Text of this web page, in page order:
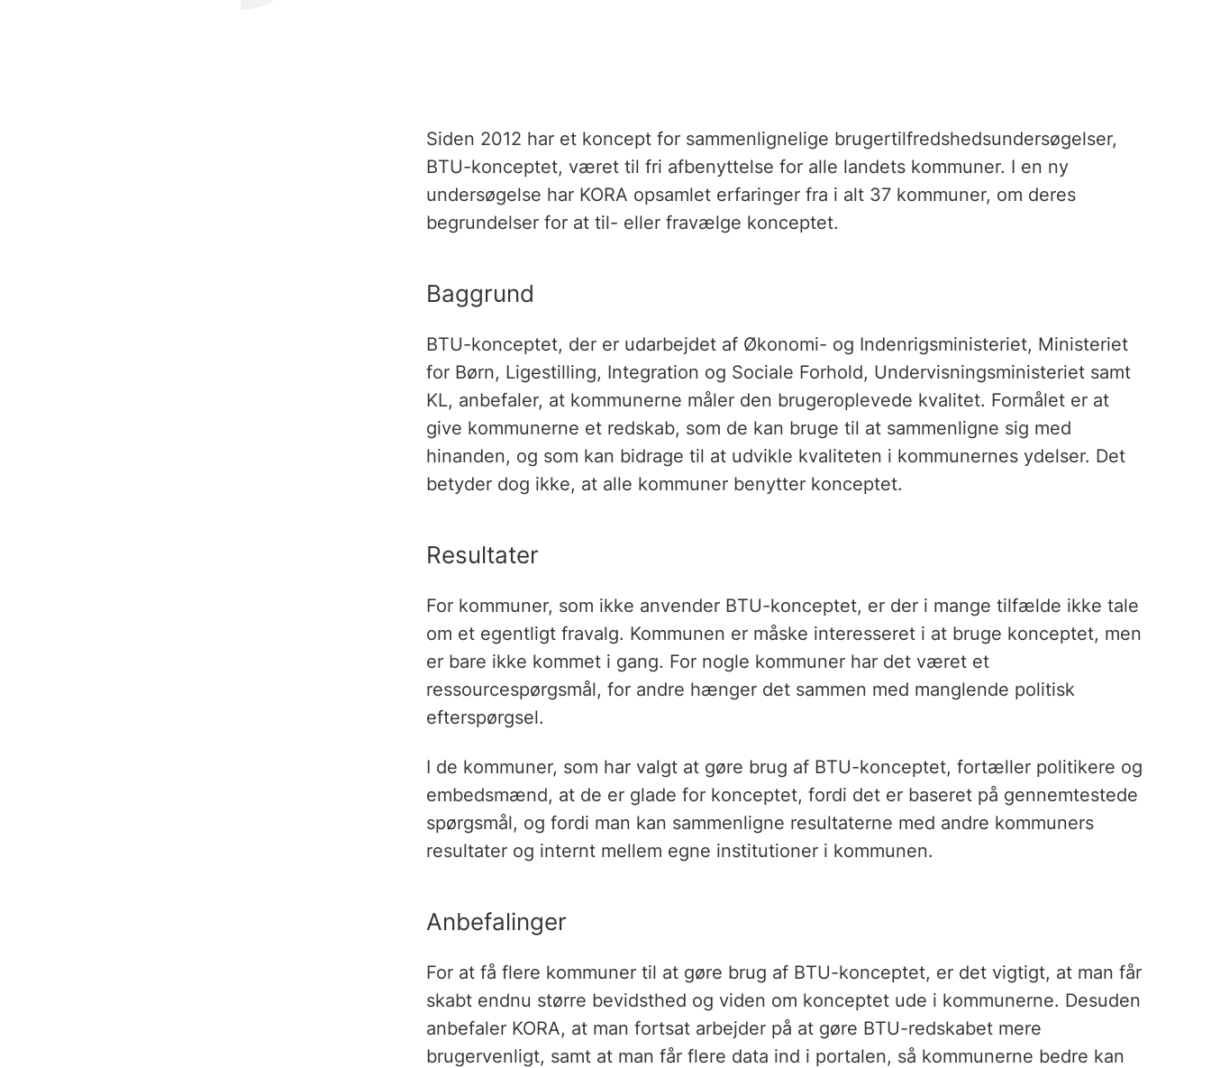
Siden 2012 har et koncept for sammenlignelige brugertilfredshedsundersøgelser,
BTU-konceptet, været til fri afbenyttelse for alle landets kommuner. I en ny
undersøgelse har KORA opsamlet erfaringer fra i alt 37 kommuner, om deres
begrundelser for at til- eller fravælge konceptet.
Baggrund
BTU-konceptet, der er udarbejdet af Økonomi- og Indenrigsministeriet, Ministeriet
for Børn, Ligestilling, Integration og Sociale Forhold, Undervisningsministeriet samt
KL, anbefaler, at kommunerne måler den brugeroplevede kvalitet. Formålet er at
give kommunerne et redskab, som de kan bruge til at sammenligne sig med
hinanden, og som kan bidrage til at udvikle kvaliteten i kommunernes ydelser. Det
betyder dog ikke, at alle kommuner benytter konceptet.
Resultater
For kommuner, som ikke anvender BTU-konceptet, er der i mange tilfælde ikke tale
om et egentligt fravalg. Kommunen er måske interesseret i at bruge konceptet, men
er bare ikke kommet i gang. For nogle kommuner har det været et
ressourcespørgsmål, for andre hænger det sammen med manglende politisk
efterspørgsel.
I de kommuner, som har valgt at gøre brug af BTU-konceptet, fortæller politikere og
embedsmænd, at de er glade for konceptet, fordi det er baseret på gennemtestede
spørgsmål, og fordi man kan sammenligne resultaterne med andre kommuners
resultater og internt mellem egne institutioner i kommunen.
Anbefalinger
For at få flere kommuner til at gøre brug af BTU-konceptet, er det vigtigt, at man får
skabt endnu større bevidsthed og viden om konceptet ude i kommunerne. Desuden
anbefaler KORA, at man fortsat arbejder på at gøre BTU-redskabet mere
brugervenligt, samt at man får flere data ind i portalen, så kommunerne bedre kan